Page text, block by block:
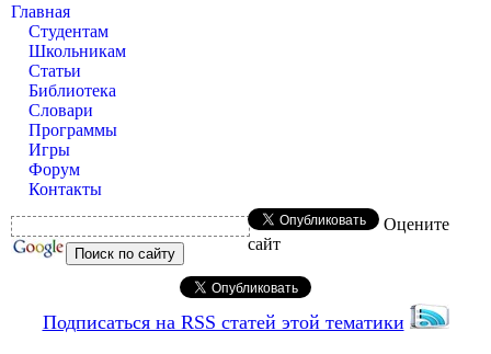
Главная
Студентам
Школьникам
Статьи
Библиотека
Словари
Программы
Игры
Форум
Контакты
Оцените
сайт
Подписаться на RSS статей этой тематики